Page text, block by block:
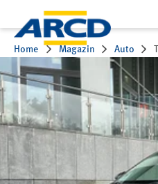
Home Magazin Auto